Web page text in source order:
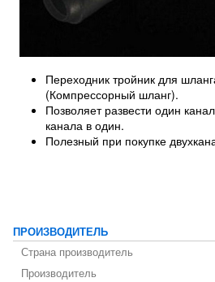
Переходник тройник для
(Компрессорный шланг).
Позволяет развести один
канала в один.
Полезный при покупке
ПРОИЗВОДИТЕЛЬ
Страна производитель
Производитель